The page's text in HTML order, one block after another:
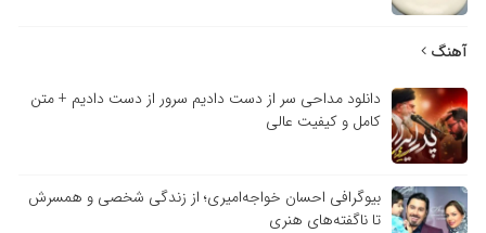
آهنگ
دانلود مداحی سر از دست دادیم سرور از دست دادیم + متن
کامل و کیفیت عالی
بیوگرافی احسان خواجه‌امیری؛ از زندگی شخصی و همسرش
تا ناگفته‌های هنری